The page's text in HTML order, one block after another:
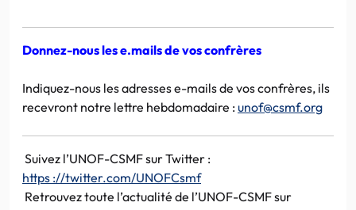
Donnez-nous les e.mails de vos confrères
Indiquez-nous les adresses e-mails de vos confrères, ils
recevront notre lettre hebdomadaire :unof@csmf.org
Suivez l’UNOF-CSMF sur Twitter :
https ://twitter.com/UNOFCsmf
Retrouvez toute l’actualité de l’UNOF-CSMF sur